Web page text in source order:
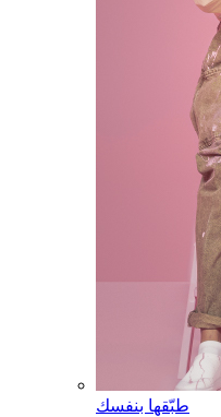
طبّقها بنفسك